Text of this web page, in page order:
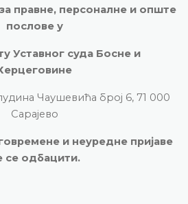
правне, персоналне и опште
послове у
Уставног суда Босне и
Чаушевића број 6, 71 000
Сарајево
и неуредне пријаве
се одбацити.